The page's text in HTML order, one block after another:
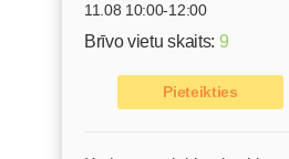
11.08 10:00-12:00
Brīvo vietu skaits: 9
Pieteikties